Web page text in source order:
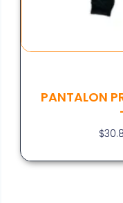
PANTALON
$